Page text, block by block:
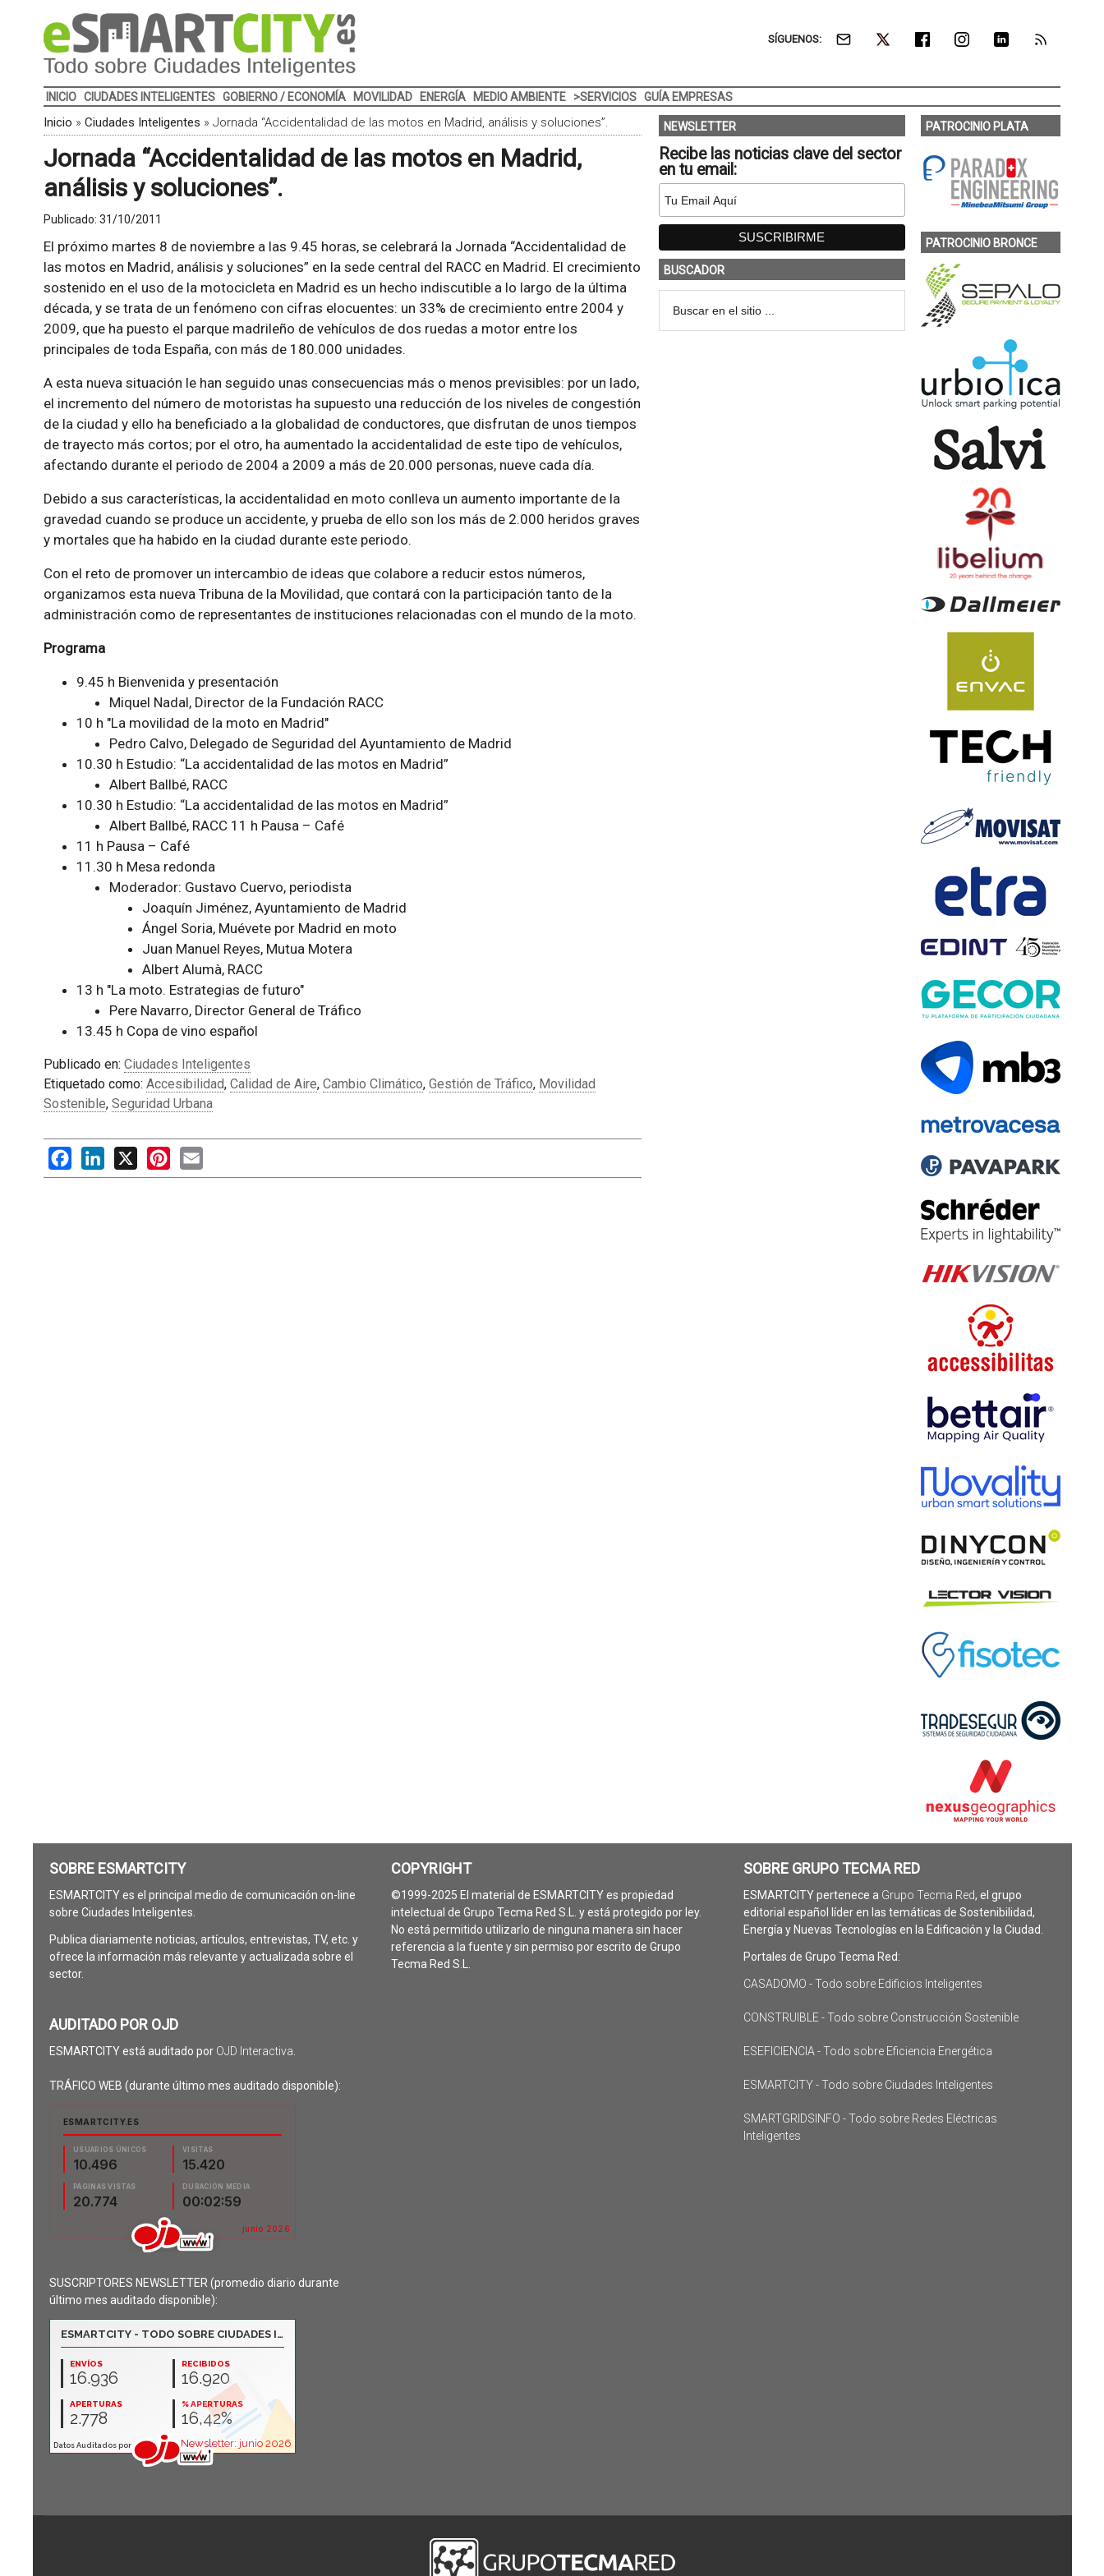
SÍGUENOS:
INICIO CIUDADES INTELIGENTES GOBIERNO / ECONOMÍA MOVILIDAD ENERGÍA MEDIO AMBIENTE >SERVICIOS GUÍA EMPRESAS
Inicio » Ciudades Inteligentes » Jornada “Accidentalidad de las motos en Madrid, análisis y soluciones”.
Jornada “Accidentalidad de las motos en Madrid,
análisis y soluciones”.
Publicado: 31/10/2011
El próximo martes 8 de noviembre a las 9.45 horas, se celebrará la Jornada “Accidentalidad de
las motos en Madrid, análisis y soluciones” en la sede central del RACC en Madrid. El crecimiento
sostenido en el uso de la motocicleta en Madrid es un hecho indiscutible a lo largo de la última
década, y se trata de un fenómeno con cifras elocuentes: un 33% de crecimiento entre 2004 y
2009, que ha puesto el parque madrileño de vehículos de dos ruedas a motor entre los
principales de toda España, con más de 180.000 unidades.
A esta nueva situación le han seguido unas consecuencias más o menos previsibles: por un lado,
el incremento del número de motoristas ha supuesto una reducción de los niveles de congestión
de la ciudad y ello ha beneficiado a la globalidad de conductores, que disfrutan de unos tiempos
de trayecto más cortos; por el otro, ha aumentado la accidentalidad de este tipo de vehículos,
afectando durante el periodo de 2004 a 2009 a más de 20.000 personas, nueve cada día.
Debido a sus características, la accidentalidad en moto conlleva un aumento importante de la
gravedad cuando se produce un accidente, y prueba de ello son los más de 2.000 heridos graves
y mortales que ha habido en la ciudad durante este periodo.
Con el reto de promover un intercambio de ideas que colabore a reducir estos números,
organizamos esta nueva Tribuna de la Movilidad, que contará con la participación tanto de la
administración como de representantes de instituciones relacionadas con el mundo de la moto.
Programa
9.45 h Bienvenida y presentación
Miquel Nadal, Director de la Fundación RACC
10 h "La movilidad de la moto en Madrid"
Pedro Calvo, Delegado de Seguridad del Ayuntamiento de Madrid
10.30 h Estudio: “La accidentalidad de las motos en Madrid”
Albert Ballbé, RACC
10.30 h Estudio: “La accidentalidad de las motos en Madrid”
Albert Ballbé, RACC 11 h Pausa – Café
11 h Pausa – Café
11.30 h Mesa redonda
Moderador: Gustavo Cuervo, periodista
Joaquín Jiménez, Ayuntamiento de Madrid
Ángel Soria, Muévete por Madrid en moto
Juan Manuel Reyes, Mutua Motera
Albert Alumà, RACC
13 h "La moto. Estrategias de futuro"
Pere Navarro, Director General de Tráfico
13.45 h Copa de vino español
Publicado en: Ciudades Inteligentes
Etiquetado como: Accesibilidad, Calidad de Aire, Cambio Climático, Gestión de Tráfico, Movilidad
Sostenible, Seguridad Urbana
FacebookLinkedIn
X PinterestEmail
NEWSLETTER
Recibe las noticias clave del sector
en tu email:
BUSCADOR
PATROCINIO PLATA
PATROCINIO BRONCE
SOBRE ESMARTCITY
ESMARTCITY es el principal medio de comunicación on-line
sobre Ciudades Inteligentes.
Publica diariamente noticias, artículos, entrevistas, TV, etc. y
ofrece la información más relevante y actualizada sobre el
sector.
AUDITADO POR OJD
ESMARTCITY está auditado por OJD Interactiva
TRÁFICO WEB (durante último mes auditado disponible):
SUSCRIPTORES NEWSLETTER (promedio diario durante
último mes auditado disponible):
COPYRIGHT
©1999-2025 El material de ESMARTCITY es propiedad
intelectual de Grupo Tecma Red S.L. y está protegido por ley.
No está permitido utilizarlo de ninguna manera sin hacer
referencia a la fuente y sin permiso por escrito de Grupo
Tecma Red S.L.
SOBRE GRUPO TECMA RED
ESMARTCITY pertenece a Grupo Tecma Red, el grupo
editorial español líder en las temáticas de Sostenibilidad,
Energía y Nuevas Tecnologías en la Edificación y la Ciudad.
Portales de Grupo Tecma Red:
CASADOMO - Todo sobre Edificios Inteligentes
CONSTRUIBLE - Todo sobre Construcción Sostenible
ESEFICIENCIA - Todo sobre Eficiencia Energética
ESMARTCITY - Todo sobre Ciudades Inteligentes
SMARTGRIDSINFO - Todo sobre Redes Eléctricas
Inteligentes